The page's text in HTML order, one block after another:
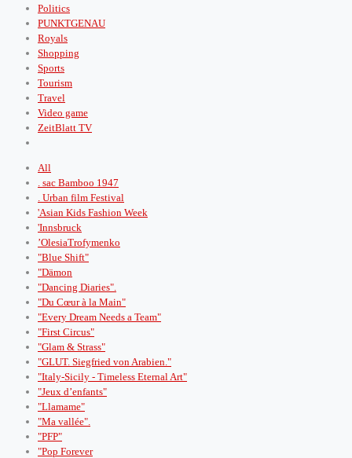
Politics
PUNKTGENAU
Royals
Shopping
Sports
Tourism
Travel
Video game
ZeitBlatt TV
All
. sac Bamboo 1947
. Urban film Festival
'Asian Kids Fashion Week
'Innsbruck
’OlesiaTrofymenko
"Blue Shift"
"Dämon
"Dancing Diaries".
"Du Cœur à la Main"
"Every Dream Needs a Team"
"First Circus"
"Glam & Strass"
"GLUT. Siegfried von Arabien."
"Italy-Sicily - Timeless Eternal Art"
"Jeux d’enfants"
"Llamame"
"Ma vallée".
"PFP"
"Pop Forever